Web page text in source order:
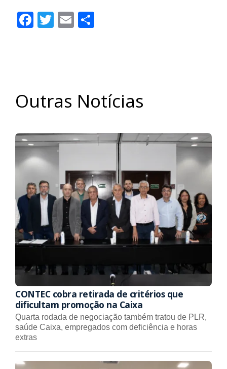
Facebook
Twitter
Email
Outras Notícias
CONTEC cobra retirada de critérios que
dificultam promoção na Caixa
Quarta rodada de negociação também tratou de PLR,
saúde Caixa, empregados com deficiência e horas
extras